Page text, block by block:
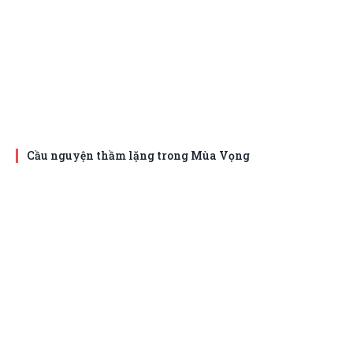
Cầu nguyện thầm lặng trong Mùa Vọng